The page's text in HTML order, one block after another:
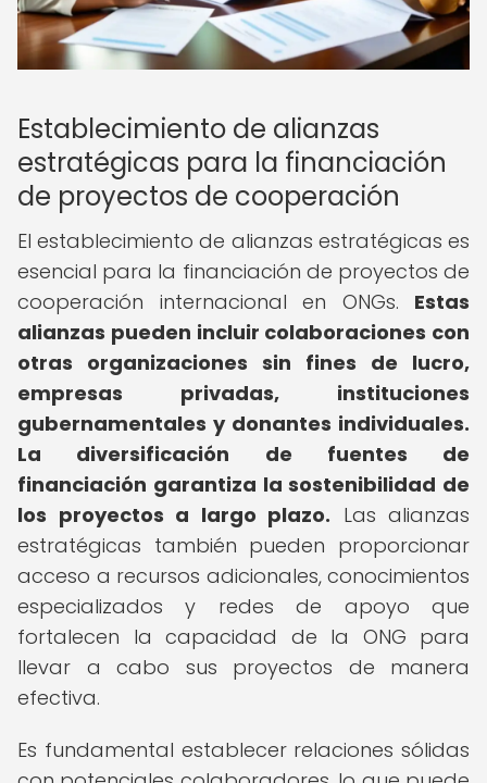
Establecimiento de alianzas
estratégicas para la financiación
de proyectos de cooperación
El establecimiento de alianzas estratégicas es
esencial para la financiación de proyectos de
cooperación internacional en ONGs. Estas
alianzas pueden incluir colaboraciones con
otras organizaciones sin fines de lucro,
empresas privadas, instituciones
gubernamentales y donantes individuales.
La diversificación de fuentes de
financiación garantiza la sostenibilidad de
los proyectos a largo plazo. Las alianzas
estratégicas también pueden proporcionar
acceso a recursos adicionales, conocimientos
especializados y redes de apoyo que
fortalecen la capacidad de la ONG para
llevar a cabo sus proyectos de manera
efectiva.
Es fundamental establecer relaciones sólidas